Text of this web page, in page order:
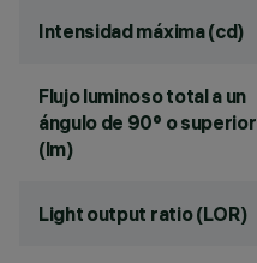
Intensidad máxima (cd)
Flujo luminoso total a un
ángulo de 90° o superior
(lm)
Light output ratio (LOR)